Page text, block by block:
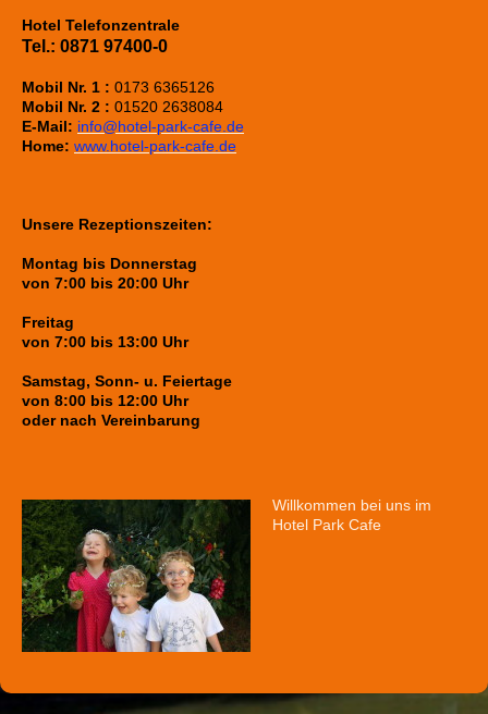
Hotel Telefonzentrale
Tel.: 0871 97400-0
Mobil Nr. 1 : 0173 6365126
Mobil Nr. 2 : 01520 2638084
E-Mail: info@hotel-park-cafe.de
Home: www.hotel-park-cafe.de
Unsere Rezeptionszeiten:
Montag bis Donnerstag
von 7:00 bis 20:00 Uhr
Freitag
von 7:00 bis 13:00 Uhr
Samstag, Sonn- u. Feiertage
von 8:00 bis 12:00 Uhr
oder nach Vereinbarung
Willkommen bei uns im
Hotel Park Cafe